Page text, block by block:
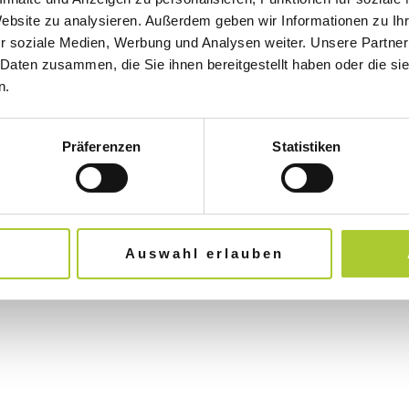
zu analysieren. Außerdem geben wir Informationen zu
soziale Medien, Werbung und Analysen weiter. Unsere
zusammen, die Sie ihnen bereitgestellt haben oder die
Präferenzen Statistiken
Auswahl erlauben
Lorem
dapibus